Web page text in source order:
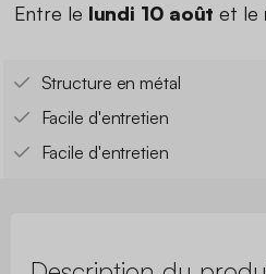
Entre le lundi 10 août et le
Structure en métal
Facile d'entretien
Facile d'entretien